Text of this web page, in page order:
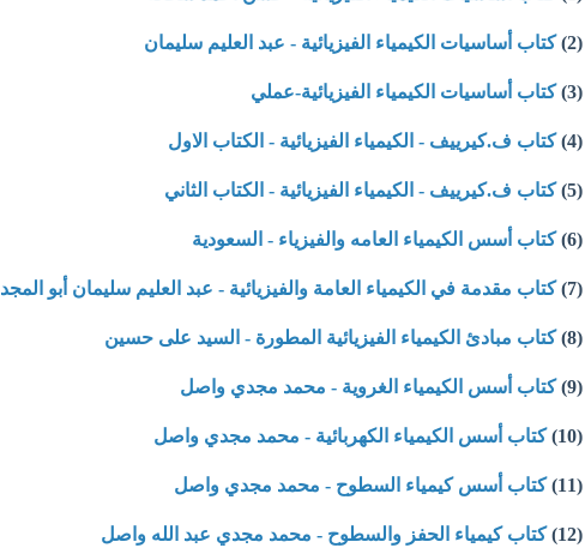
(2) كتاب أساسيات الكيمياء الفيزيائية - عبد العليم سليمان
(3) كتاب أساسيات الكيمياء الفيزيائية-عملي
(4) كتاب ف.كيرييف - الكيمياء الفيزيائية - الكتاب الاول
(5) كتاب ف.كيرييف - الكيمياء الفيزيائية - الكتاب الثاني
(6) كتاب أسس الكيمياء العامه والفيزياء - السعودية
(7) كتاب مقدمة في الكيمياء العامة والفيزيائية - عبد العليم سليمان أبو المجد
(8) كتاب مبادئ الكيمياء الفيزيائية المطورة - السيد على حسين
(9) كتاب أسس الكيمياء الغروية - محمد مجدي واصل
(10) كتاب أسس الكيمياء الكهربائية - محمد مجدي واصل
(11) كتاب أسس كيمياء السطوح - محمد مجدي واصل
(12) كتاب كيمياء الحفز والسطوح - محمد مجدي عبد الله واصل